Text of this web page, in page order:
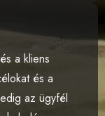
a kliens
és a
az ügyfél